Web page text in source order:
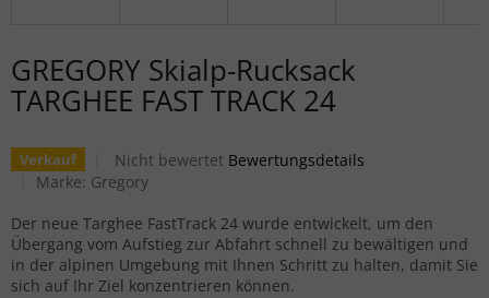
GREGORY Skialp-Rucksack
TARGHEE FAST TRACK 24
Verkauf Die durchschnittliche Produktbewertung ist 0,0
Nicht bewertet Bewertungsdetails
Marke: Gregory
Der neue Targhee FastTrack 24 wurde entwickelt, um den
Übergang vom Aufstieg zur Abfahrt schnell zu bewältigen und
in der alpinen Umgebung mit Ihnen Schritt zu halten, damit Sie
sich auf Ihr Ziel konzentrieren können.